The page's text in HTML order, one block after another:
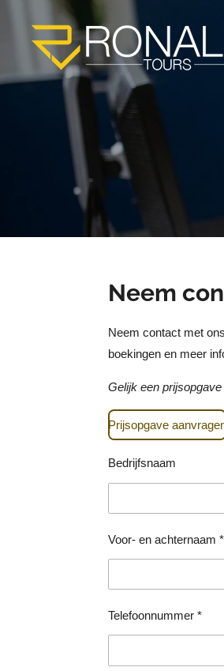
direct
de
Neem
Neem contact met
boekingen en meer
Gelijk een
Prijsopgave aanvragen
Bedrijfsnaam
Voor- en achternaam *
Telefoonnummer *